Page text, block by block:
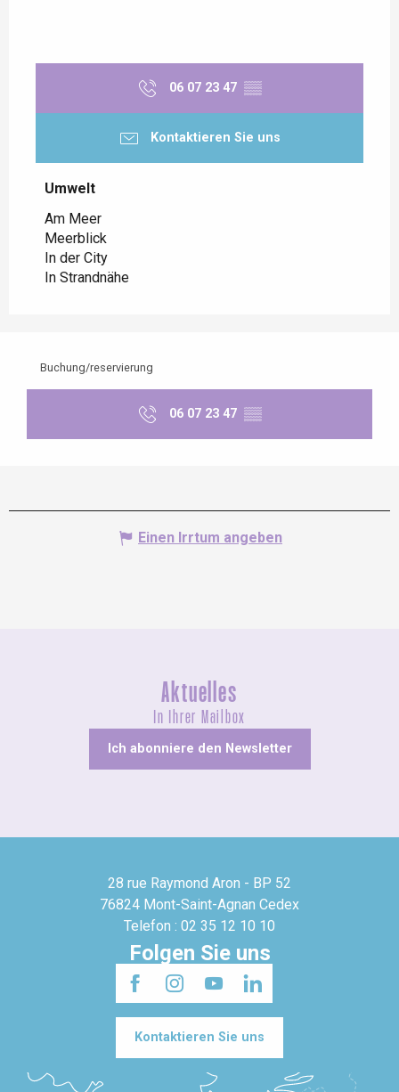
06 07 23 47 ▒▒
Kontaktieren Sie uns
Umwelt
Umwelt
Am Meer
Meerblick
In der City
In Strandnähe
Buchung/reservierung
06 07 23 47 ▒▒
Einen Irrtum angeben
Aktuelles
In Ihrer Mailbox
Ich abonniere den Newsletter
28 rue Raymond Aron - BP 52
76824 Mont-Saint-Agnan Cedex
Telefon : 02 35 12 10 10
Folgen Sie uns
Kontaktieren Sie uns